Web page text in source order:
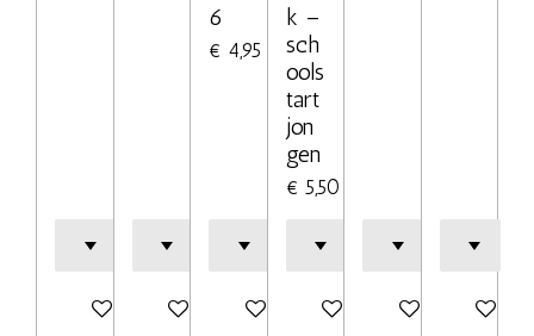
In winkelwagenIn winkelwagen
6
€ 4,95
In winkelwagen
k –
sch
ools
tart
jon
gen
€ 5,50
Bekijk detailsIn winkelwagen
Bekijk